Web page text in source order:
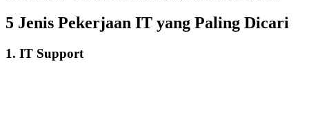
5 Jenis Pekerjaan IT yang Paling Dicari
1. IT Support